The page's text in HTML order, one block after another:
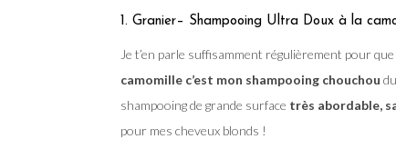
1. Granier– Shampooing Ultra Doux à la
Je t’en parle suffisamment régulièrement pour
camomille c’est mon shampooing chouchou
shampooing de grande surface très abordable,
pour mes cheveux blonds !